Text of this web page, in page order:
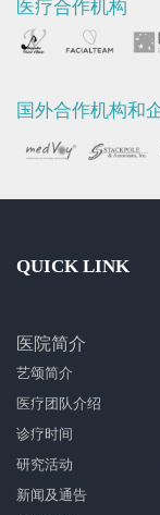
医疗合作机构
国外合作机构和
QUICK LINK
医院简介
艺颂简介
医疗团队介绍
诊疗时间
研究活动
新闻及通告